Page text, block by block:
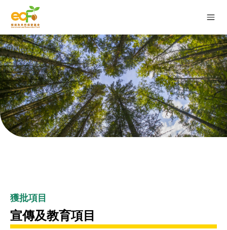
獲批項目
宣傳及教育項目